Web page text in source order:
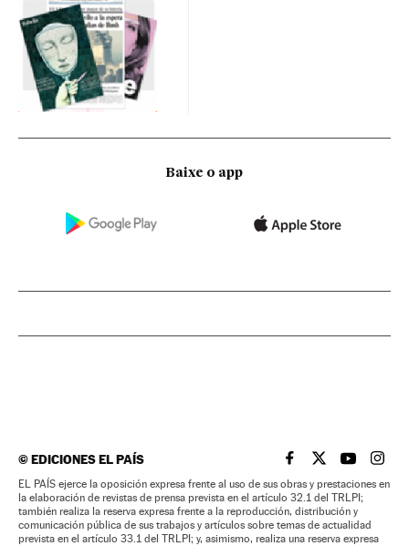
Baixe o app
©EDICIONES EL PAÍS EL PAÍS BRASIL EN
EL PAÍSEL PAÍS
EL
EL PAÍS ejerce la oposición expresa frente al uso de sus obras y prestaciones en
la elaboración de revistas de prensa prevista en el artículo 32.1 del TRLPI;
también realiza la reserva expresa frente a la reproducción, distribución y
comunicación pública de sus trabajos y artículos sobre temas de actualidad
prevista en el artículo 33.1 del TRLPI; y, asimismo, realiza una reserva expresa